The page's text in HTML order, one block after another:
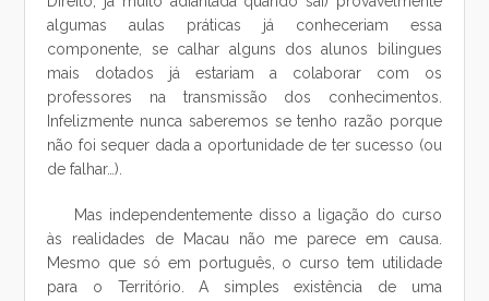
algumas aulas práticas já conheceriam essa
componente, se calhar alguns dos alunos bilingues
mais dotados já estariam a colaborar com os
professores na transmissão dos conhecimentos.
Infelizmente nunca saberemos se tenho razão porque
não foi sequer dada a oportunidade de ter sucesso (ou
de falhar…).
Mas independentemente disso a ligação do curso
às realidades de Macau não me parece em causa.
Mesmo que só em português, o curso tem utilidade
para o Território. A simples existência de uma